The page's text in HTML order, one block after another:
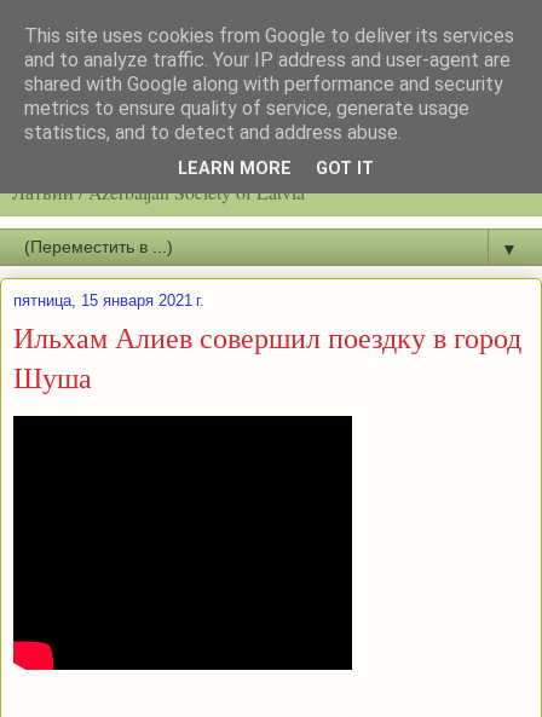
Latvijas azerbaidžāņu biedrību / Общество азербайджанцев
Латвии / Azerbaijan Society of Latvia
▼
пятница, 15 января 2021 г.
Ильхам Алиев совершил поездку в город
Шуша
This site uses cookies from Google to deliver its services
and to analyze traffic. Your IP address and user-agent are
shared with Google along with performance and security
metrics to ensure quality of service, generate usage
statistics, and to detect and address abuse.
LEARN MORE GOT IT